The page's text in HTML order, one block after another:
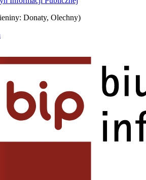
Donaty, Olechny)